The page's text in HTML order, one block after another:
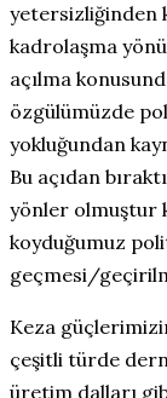
yetersizliğinden
kadrolaşma
açılma
özgülümüzde
yokluğundan
Bu açıdan
yönler olmuştur
koyduğumuz
geçmesi/
Keza
çeşitli türde
üretim dalları